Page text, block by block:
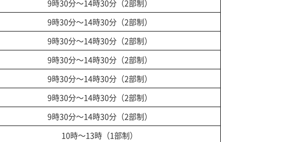
9時30分～14時30分（2部制）
9時30分～14時30分（2部制）
9時30分～14時30分（2部制）
9時30分～14時30分（2部制）
9時30分～14時30分（2部制）
9時30分～14時30分（2部制）
9時30分～14時30分（2部制）
10時～13時（1部制）